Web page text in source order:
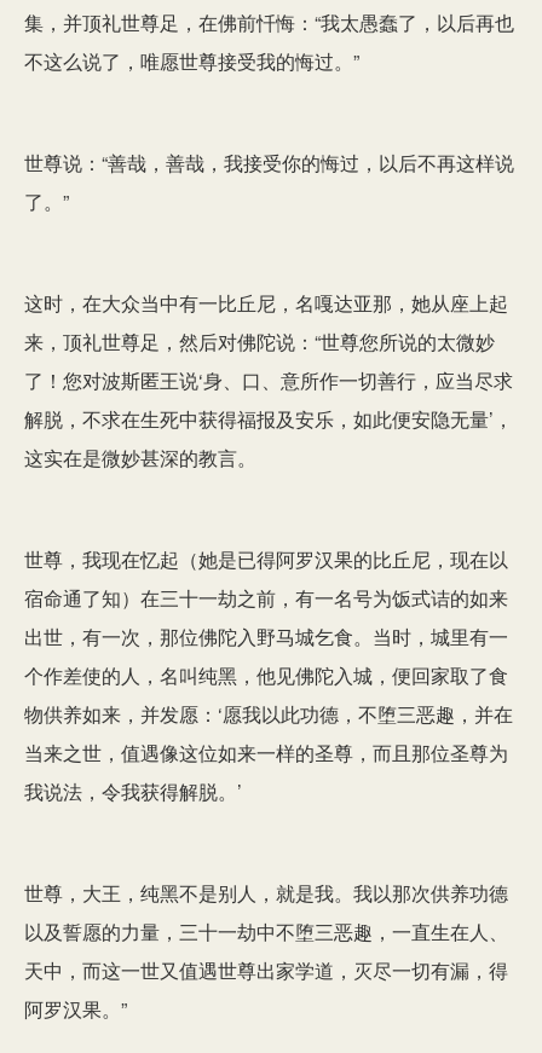
集，并顶礼世尊足，在佛前忏悔：“我太愚蠢了，以后再也
不这么说了，唯愿世尊接受我的悔过。”
世尊说：“善哉，善哉，我接受你的悔过，以后不再这样说
了。”
这时，在大众当中有一比丘尼，名嘎达亚那，她从座上起
来，顶礼世尊足，然后对佛陀说：“世尊您所说的太微妙
了！您对波斯匿王说‘身、口、意所作一切善行，应当尽求
解脱，不求在生死中获得福报及安乐，如此便安隐无量’，
这实在是微妙甚深的教言。
世尊，我现在忆起（她是已得阿罗汉果的比丘尼，现在以
宿命通了知）在三十一劫之前，有一名号为饭式诘的如来
出世，有一次，那位佛陀入野马城乞食。当时，城里有一
个作差使的人，名叫纯黑，他见佛陀入城，便回家取了食
物供养如来，并发愿：‘愿我以此功德，不堕三恶趣，并在
当来之世，值遇像这位如来一样的圣尊，而且那位圣尊为
我说法，令我获得解脱。’
世尊，大王，纯黑不是别人，就是我。我以那次供养功德
以及誓愿的力量，三十一劫中不堕三恶趣，一直生在人、
天中，而这一世又值遇世尊出家学道，灭尽一切有漏，得
阿罗汉果。”